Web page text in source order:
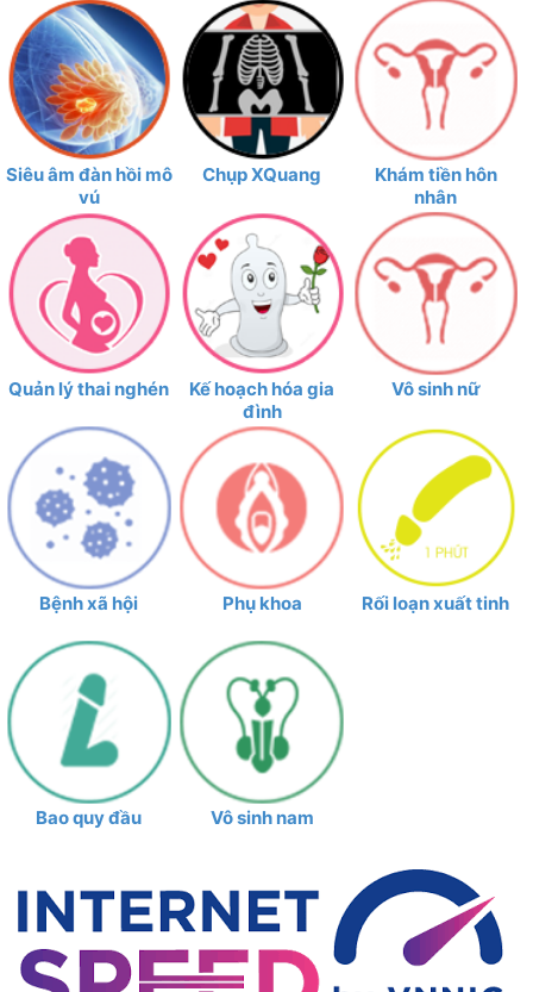
Siêu âm đàn hồi mô
vú
Chụp XQuang
Khám tiền hôn
nhân
Quản lý thai nghén
Kế hoạch hóa gia
đình
Vô sinh nữ
Bệnh xã hội Phụ khoa Rối loạn xuất tinh
Bao quy đầu Vô sinh nam